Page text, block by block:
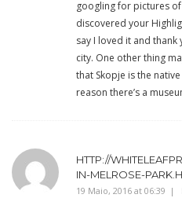
googling for pictures
discovered your
say I loved it and
city. One other thing
that Skopje is the
reason there’s a
HTTP://
IN-MELROSE-
19 Maio, 2016 at 06:39